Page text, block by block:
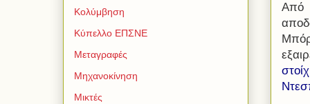
Από
Κολύμβηση
Κύπελλο ΕΠΣΝΕ
Μεταγραφές
Μηχανοκίνηση
Μικτές